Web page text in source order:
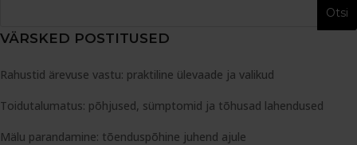
VÄRSKED POSTITUSED
Rahustid ärevuse vastu: praktiline ülevaade ja valikud
Toidutalumatus: põhjused, sümptomid ja tõhusad lahendused
Mälu parandamine: tõenduspõhine juhend ajule